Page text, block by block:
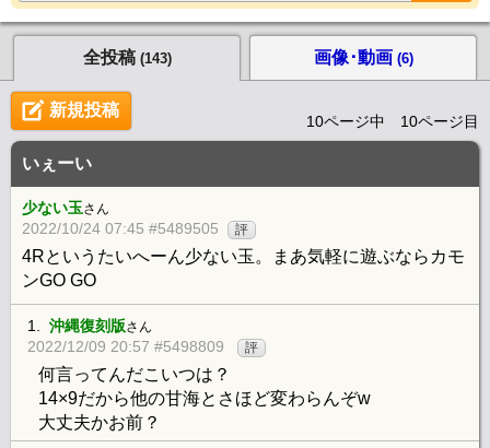
全投稿 (143) 画像･動画 (6)
新規投稿
10ページ中 10ページ目
いぇーい
少ない玉さん
2022/10/24 07:45 #5489505 評
4Rというたいへーん少ない玉。まあ気軽に遊ぶならカモ
ンGO GO
1. 沖縄復刻版さん
2022/12/09 20:57 #5498809 評
何言ってんだこいつは？
14×9だから他の甘海とさほど変わらんぞw
大丈夫かお前？